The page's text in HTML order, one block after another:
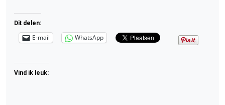
Dit delen:
E-mail WhatsApp
Vind ik leuk: